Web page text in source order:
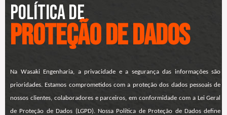
Política de
proteção de dados
Na Wasaki Engenharia, a privacidade e a segurança das informações são
prioridades. Estamos comprometidos com a proteção dos dados pessoais de
nossos clientes, colaboradores e parceiros, em conformidade com a Lei Geral
de Proteção de Dados (LGPD). Nossa Política de Proteção de Dados define